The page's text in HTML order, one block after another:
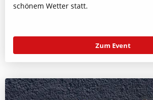
schönem Wetter statt.
Zum Event